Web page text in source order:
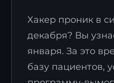
Хакер проник в
декабря? Вы
января. За это
базу пациентов,